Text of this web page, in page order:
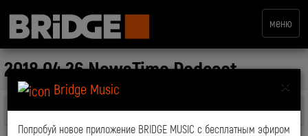
меню
×
Bridge Music
Попробуй новое приложение BRIDGE MUSIC с бесплатным эфиром
2018.04.26 NewsTime Podcast
Все передачи